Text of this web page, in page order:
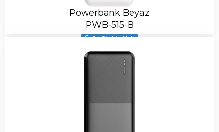
Powerbank Beyaz
PWB-515-B
Ürün Stokta Yok